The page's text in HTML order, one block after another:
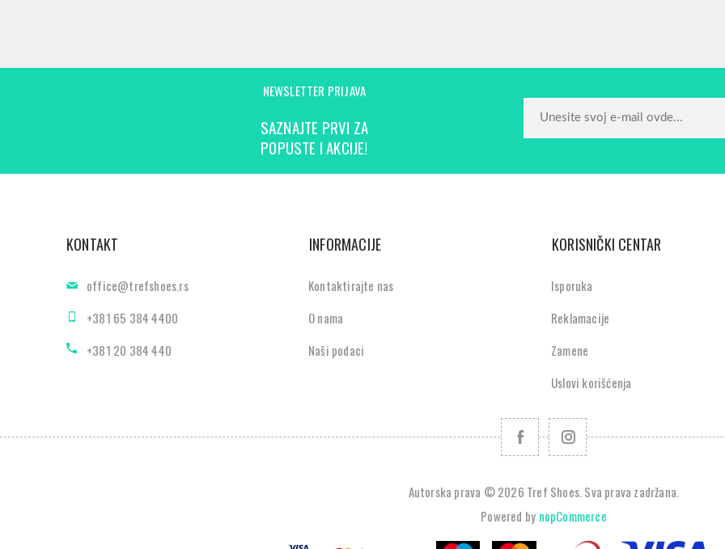
NEWSLETTER PRIJAVA
SAZNAJTE PRVI ZA
POPUSTE I AKCIJE!
KONTAKT
office@trefshoes.rs
+381 65 384 4400
+381 20 384 440
INFORMACIJE
Kontaktirajte nas
O nama
Naši podaci
KORISNIČKI CENTAR
Isporuka
Reklamacije
Zamene
Uslovi korišćenja
Autorska prava © 2026 Tref Shoes. Sva prava zadržana.
Powered by nopCommerce